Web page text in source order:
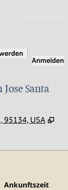
Anmelden
Santa
95134, USA ,
Ankunftszeit